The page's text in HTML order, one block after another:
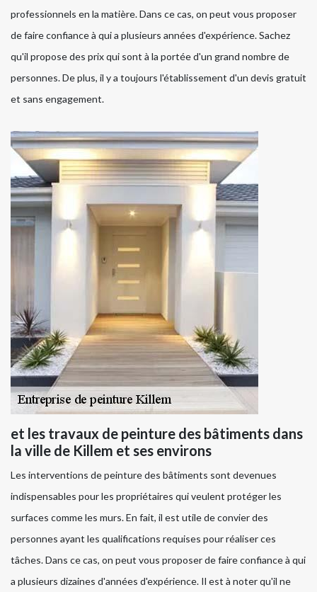
professionnels en la matière. Dans ce cas, on peut vous proposer
de faire confiance à qui a plusieurs années d'expérience. Sachez
qu'il propose des prix qui sont à la portée d'un grand nombre de
personnes. De plus, il y a toujours l'établissement d'un devis gratuit
et sans engagement.
et les travaux de peinture des bâtiments dans
la ville de Killem et ses environs
Les interventions de peinture des bâtiments sont devenues
indispensables pour les propriétaires qui veulent protéger les
surfaces comme les murs. En fait, il est utile de convier des
personnes ayant les qualifications requises pour réaliser ces
tâches. Dans ce cas, on peut vous proposer de faire confiance à qui
a plusieurs dizaines d'années d'expérience. Il est à noter qu'il ne